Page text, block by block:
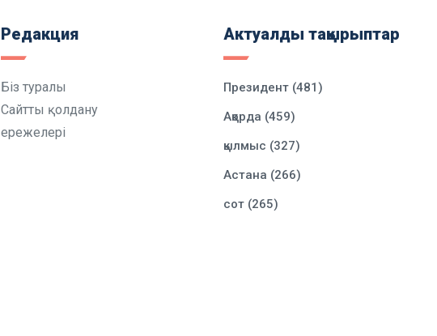
Редакция
Біз туралы
Сайтты қолдану
ережелері
Актуалды тақырыптар
Президент (481)
Ақорда (459)
қылмыс (327)
Астана (266)
сот (265)